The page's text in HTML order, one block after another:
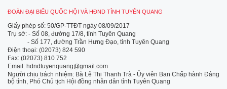
ĐOÀN ĐẠI BIỂU QUỐC HỘI VÀ HĐND TỈNH TUYÊN QUANG
Giấy phép số: 50/GP-TTĐT ngày 08/09/2017
Trụ sở: - Số 08, đường 17/8, tỉnh Tuyên Quang
- Số 177, đường Trần Hưng Đạo, tỉnh Tuyên Quang
Điện thoại: (02073) 824 590
Fax: (02073) 810 752
Email: hdndtuyenquang@gmail.com
Người chịu trách nhiệm: Bà Lê Thị Thanh Trà - Ủy viên Ban Chấp hành Đảng
bộ tỉnh, Phó Chủ tịch Hội đồng nhân dân tỉnh Tuyên Quang